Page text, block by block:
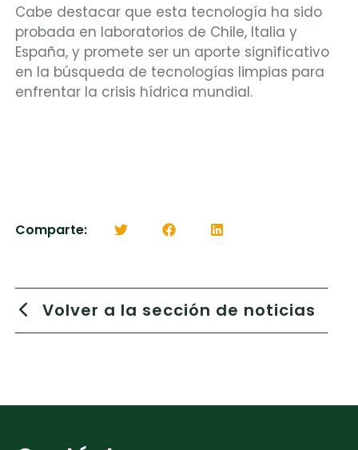
Cabe destacar que esta tecnología ha sido
probada en laboratorios de Chile, Italia y
España, y promete ser un aporte significativo
en la búsqueda de tecnologías limpias para
enfrentar la crisis hídrica mundial.
Comparte:
Volver a la sección de noticias